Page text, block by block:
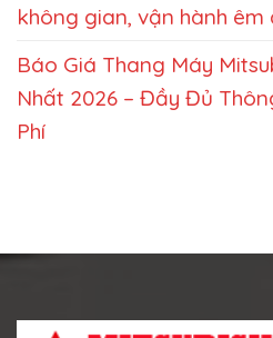
không gian, vận hành êm
Báo Giá Thang Máy
Nhất 2026 – Đầy Đủ
Phí